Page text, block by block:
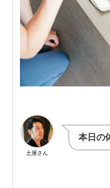
土屋さん
本日の